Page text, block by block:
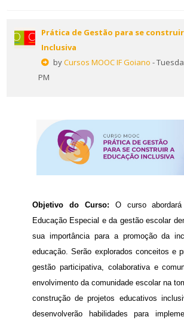
Prática de Gestão para se construir
Inclusiva
byCursos MOOC IF Goiano -
PM
Objetivo do Curso: O curso
Educação Especial e da gestão escolar
sua importância para a promoção da
educação. Serão explorados conceitos e
gestão participativa, colaborativa e
envolvimento da comunidade escolar na
construção de projetos educativos
desenvolverão habilidades para